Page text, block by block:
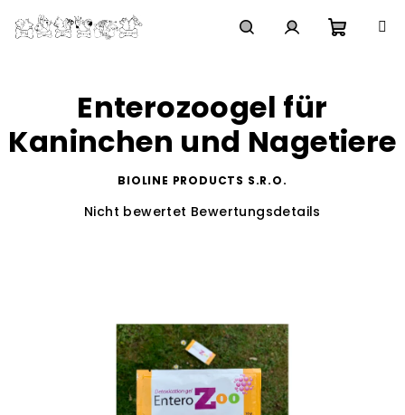
Inhalt
springen
Enterozoogel für
Kaninchen und Nagetiere
BIOLINE PRODUCTS S.R.O.
Die
Sternen.
Nicht bewertet Bewertungsdetails